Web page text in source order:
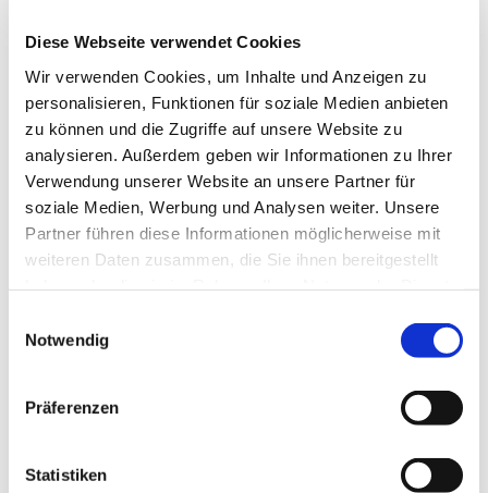
Diese Webseite verwendet Cookies
Wir verwenden Cookies, um Inhalte und Anzeigen zu
personalisieren, Funktionen für soziale Medien anbieten
zu können und die Zugriffe auf unsere Website zu
analysieren. Außerdem geben wir Informationen zu Ihrer
Verwendung unserer Website an unsere Partner für
soziale Medien, Werbung und Analysen weiter. Unsere
Partner führen diese Informationen möglicherweise mit
weiteren Daten zusammen, die Sie ihnen bereitgestellt
Notwendig
Präferenzen
Statistiken
Dies könnte Sie auch
interessieren